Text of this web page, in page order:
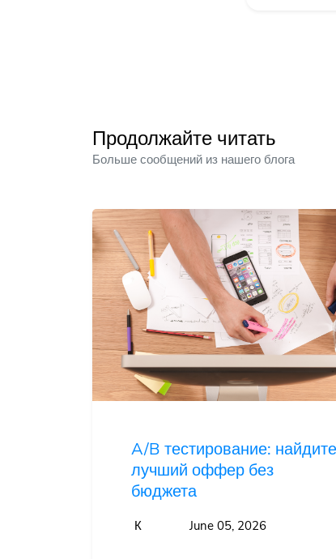
Продолжайте читать
Больше сообщений из нашего блога
A/B тестирование: найдите
лучший оффер без
бюджета
К June 05, 2026